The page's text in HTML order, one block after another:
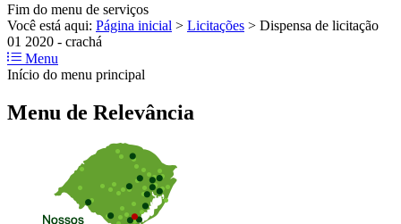
Fim do menu de serviços
Você está aqui: Página inicial > Licitações > Dispensa de licitação
01 2020 - crachá
Menu
Início do menu principal
Menu de Relevância